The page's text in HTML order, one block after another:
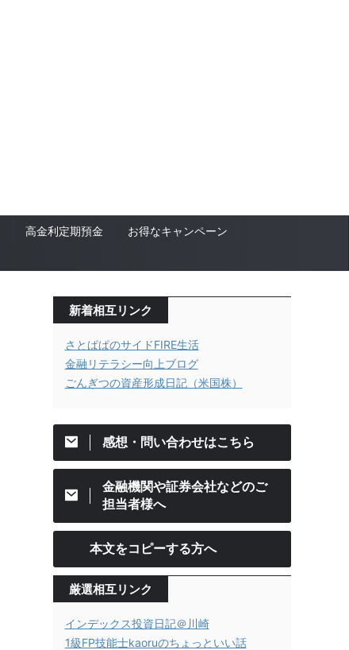
高金利定期預金
お得なキャンペーン
新着相互リンク
さとぱぱのサイドFIRE生活
金融リテラシー向上ブログ
ごんぎつの資産形成日記（米国株）
感想・問い合わせはこちら
金融機関や証券会社などのご
担当者様へ
本文をコピーする方へ
厳選相互リンク
インデックス投資日記＠川崎
1級FP技能士kaoruのちょっといい話